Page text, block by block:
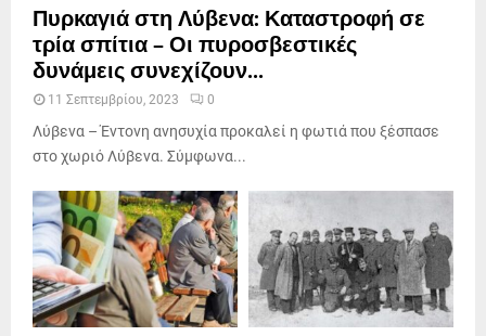
Πυρκαγιά στη Λύβενα: Καταστροφή σε
τρία σπίτια – Οι πυροσβεστικές
δυνάμεις συνεχίζουν...
11 Σεπτεμβρίου, 2023 0
Λύβενα – Έντονη ανησυχία προκαλεί η φωτιά που ξέσπασε
στο χωριό Λύβενα. Σύμφωνα...